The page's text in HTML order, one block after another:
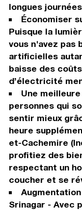
longues
Économiser
Puisque la
vous n'avez pas
artificielles
baisse des
d’électricité
Une
personnes qui
sentir mieux
heure
et-Cachemire
profitiez des
respectant un
coucher et se
Srinagar - Avec